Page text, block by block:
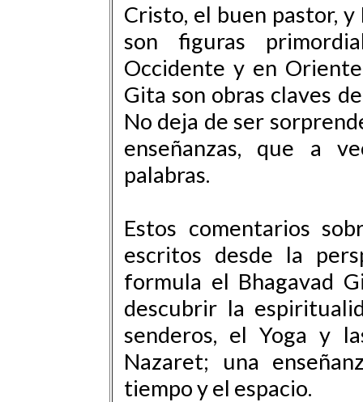
Cristo, el buen pastor,
son figuras
Occidente y en
Gita son obras claves
No deja de ser
enseñanzas, que a
palabras.
Estos comentarios
escritos desde la
formula el Bhagavad
descubrir la
senderos, el Yoga y
Nazaret; una
tiempo y el espacio.